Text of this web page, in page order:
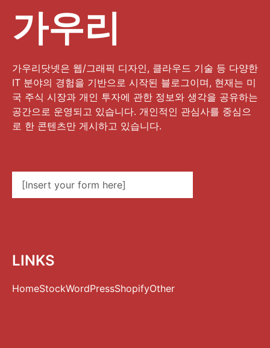
가우리
가우리닷넷은 웹/그래픽 디자인, 클라우드 기술 등 다양한
IT 분야의 경험을 기반으로 시작된 블로그이며, 현재는 미
국 주식 시장과 개인 투자에 관한 정보와 생각을 공유하는
공간으로 운영되고 있습니다. 개인적인 관심사를 중심으
로 한 콘텐츠만 게시하고 있습니다.
[Insert your form here]
LINKS
HomeStockWordPressShopifyOther